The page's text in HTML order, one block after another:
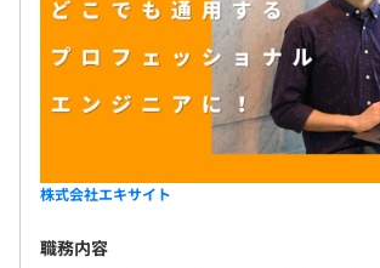
株式会社エキサイト
職務内容